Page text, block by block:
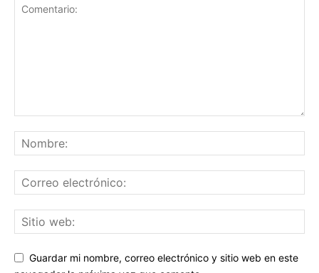
Guardar mi nombre, correo electrónico y sitio web en este